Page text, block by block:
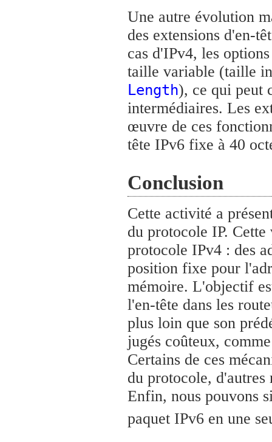
Une autre évolution
des extensions d'en-
cas d'IPv4, les
taille variable (taille
Length), ce qui peut
intermédiaires. Les
œuvre de ces
tête IPv6 fixe à 40
Conclusion
Cette activité a
du protocole IP.
protocole IPv4 : des
position fixe pour
mémoire. L'objectif
l'en-tête dans les
plus loin que son
jugés coûteux,
Certains de ces
du protocole, d'autres
Enfin, nous pouvons
paquet IPv6 en une